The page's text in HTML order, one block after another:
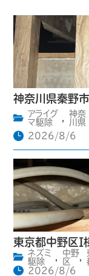
神奈川県秦野
アライグ
マ駆除
,
神奈
川県
2026/8/6
東京都中野区I
ネズミ
駆除
中野
区
2026/8/6